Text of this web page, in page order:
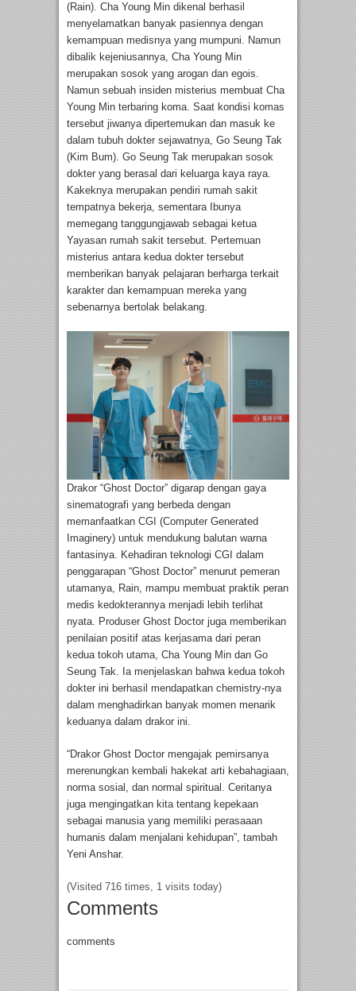
(Rain). Cha Young Min dikenal berhasil
menyelamatkan banyak pasiennya dengan
kemampuan medisnya yang mumpuni. Namun
dibalik kejeniusannya, Cha Young Min
merupakan sosok yang arogan dan egois.
Namun sebuah insiden misterius membuat Cha
Young Min terbaring koma. Saat kondisi komas
tersebut jiwanya dipertemukan dan masuk ke
dalam tubuh dokter sejawatnya, Go Seung Tak
(Kim Bum). Go Seung Tak merupakan sosok
dokter yang berasal dari keluarga kaya raya.
Kakeknya merupakan pendiri rumah sakit
tempatnya bekerja, sementara Ibunya
memegang tanggungjawab sebagai ketua
Yayasan rumah sakit tersebut. Pertemuan
misterius antara kedua dokter tersebut
memberikan banyak pelajaran berharga terkait
karakter dan kemampuan mereka yang
sebenarnya bertolak belakang.
Drakor “Ghost Doctor” digarap dengan gaya
sinematografi yang berbeda dengan
memanfaatkan CGI (Computer Generated
Imaginery) untuk mendukung balutan warna
fantasinya. Kehadiran teknologi CGI dalam
penggarapan “Ghost Doctor” menurut pemeran
utamanya, Rain, mampu membuat praktik peran
medis kedokterannya menjadi lebih terlihat
nyata. Produser Ghost Doctor juga memberikan
penilaian positif atas kerjasama dari peran
kedua tokoh utama, Cha Young Min dan Go
Seung Tak. Ia menjelaskan bahwa kedua tokoh
dokter ini berhasil mendapatkan chemistry-nya
dalam menghadirkan banyak momen menarik
keduanya dalam drakor ini.
“Drakor Ghost Doctor mengajak pemirsanya
merenungkan kembali hakekat arti kebahagiaan,
norma sosial, dan normal spiritual. Ceritanya
juga mengingatkan kita tentang kepekaan
sebagai manusia yang memiliki perasaaan
humanis dalam menjalani kehidupan”, tambah
Yeni Anshar.
(Visited 716 times, 1 visits today)
Comments
comments